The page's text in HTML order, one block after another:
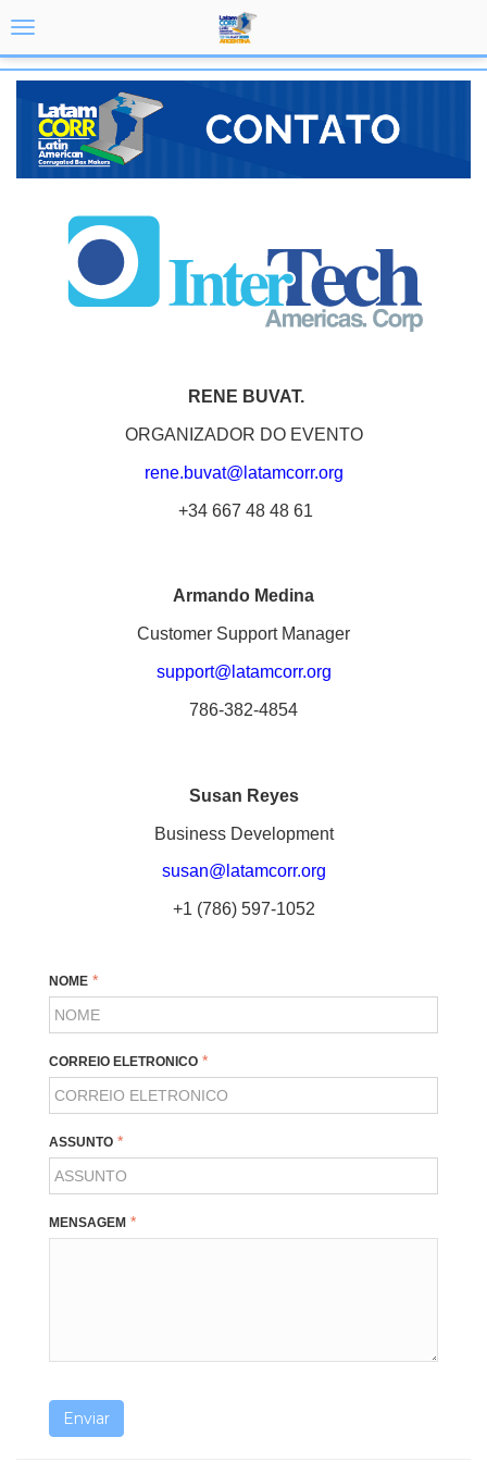
RENE BUVAT.
ORGANIZADOR DO EVENTO
rene.buvat@ latamcorr.org
+34 667 48 48 61
Armando Medina
Customer Support Manager
support@ latamcorr.org
786-382-4854
Susan Reyes
Business Development
susan@ latamcorr.org
+1 (786) 597-1052
NOME
CORREIO ELETRONICO
ASSUNTO
MENSAGEM
Enviar